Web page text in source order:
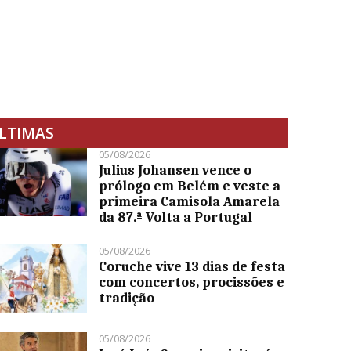
05/08/2026
Julius Johansen vence o
prólogo em Belém e veste a
primeira Camisola Amarela
da 87.ª Volta a Portugal
05/08/2026
Coruche vive 13 dias de festa
com concertos, procissões e
tradição
05/08/2026